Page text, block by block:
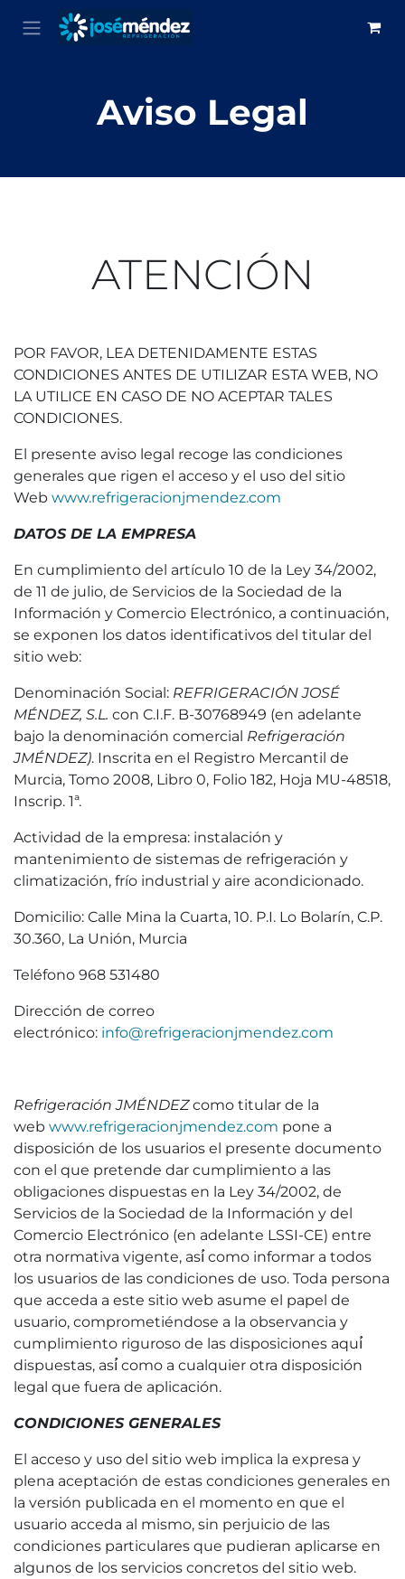
Ir al contenido
Aviso Legal
ATENCIÓN
POR FAVOR, LEA DETENIDAMENTE ESTAS
CONDICIONES ANTES DE UTILIZAR ESTA WEB, NO
LA UTILICE EN CASO DE NO ACEPTAR TALES
CONDICIONES.
El presente aviso legal recoge las condiciones
generales que rigen el acceso y el uso del sitio
Web www.refrigeracionjmendez.com
DATOS DE LA EMPRESA
En cumplimiento del artículo 10 de la Ley 34/2002,
de 11 de julio, de Servicios de la Sociedad de la
Información y Comercio Electrónico, a continuación,
se exponen los datos identificativos del titular del
sitio web:
Denominación Social: REFRIGERACIÓN JOSÉ
MÉNDEZ, S.L. con C.I.F. B-30768949 (en adelante
bajo la denominación comercial Refrigeración
JMÉNDEZ). Inscrita en el Registro Mercantil de
Murcia, Tomo 2008, Libro 0, Folio 182, Hoja MU-48518,
Inscrip. 1ª.
Actividad de la empresa: instalación y
mantenimiento de sistemas de refrigeración y
climatización, frío industrial y aire acondicionado.
Domicilio: Calle Mina la Cuarta, 10. P.I. Lo Bolarín, C.P.
30.360, La Unión, Murcia
Teléfono 968 531480
Dirección de correo
electrónico: info@refrigeracionjmendez.com
Refrigeración JMÉNDEZcomo titular de la
web www.refrigeracionjmendez.com pone a
disposición de los usuarios el presente documento
con el que pretende dar cumplimiento a las
obligaciones dispuestas en la Ley 34/2002, de
Servicios de la Sociedad de la Información y del
Comercio Electrónico (en adelante LSSI-CE) entre
otra normativa vigente, así́ como informar a todos
los usuarios de las condiciones de uso. Toda persona
que acceda a este sitio web asume el papel de
usuario, comprometiéndose a la observancia y
cumplimiento riguroso de las disposiciones aquí́
dispuestas, así́ como a cualquier otra disposición
legal que fuera de aplicación.
CONDICIONES GENERALES
El acceso y uso del sitio web implica la expresa y
plena aceptación de estas condiciones generales en
la versión publicada en el momento en que el
usuario acceda al mismo, sin perjuicio de las
condiciones particulares que pudieran aplicarse en
algunos de los servicios concretos del sitio web.